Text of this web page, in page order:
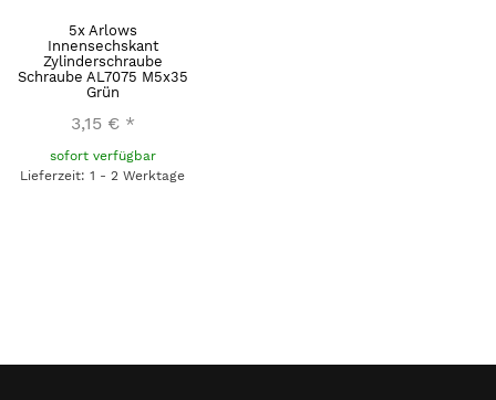
5x Arlows
Innensechskant
Zylinderschraube
Schraube AL7075 M5x35
Grün
3,15 € *
sofort verfügbar
Lieferzeit: 1 - 2 Werktage